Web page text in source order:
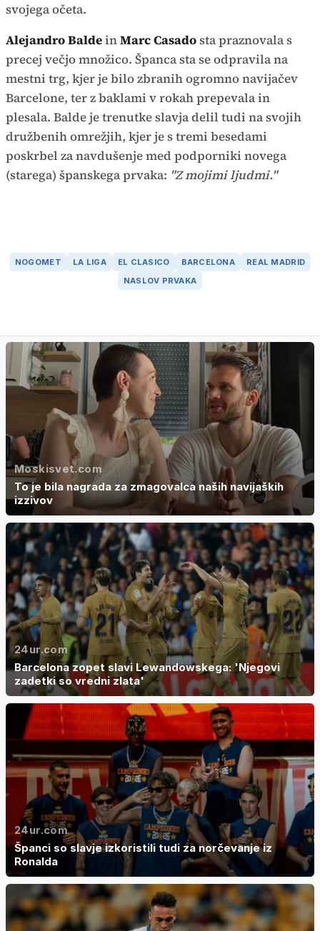
svojega očeta.
Alejandro BaldeinMarc Casadosta praznovala s
precej večjo množico. Španca sta se odpravila na
mestni trg, kjer je bilo zbranih ogromno navijačev
Barcelone, ter z baklami v rokah prepevala in
plesala. Balde je trenutke slavja delil tudi na svojih
družbenih omrežjih, kjer je s tremi besedami
poskrbel za navdušenje med podporniki novega
(starega) španskega prvaka: "Z mojimi ljudmi."
NOGOMET LA LIGA EL CLASICO BARCELONA
REAL MADRID
NASLOV PRVAKA
Moskisvet.com
To je bila nagrada za zmagovalca naših navijaških
izzivov
24ur.com
Barcelona zopet slavi Lewandowskega: 'Njegovi
zadetki so vredni zlata'
24ur.com
Španci so slavje izkoristili tudi za norčevanje iz
Ronalda